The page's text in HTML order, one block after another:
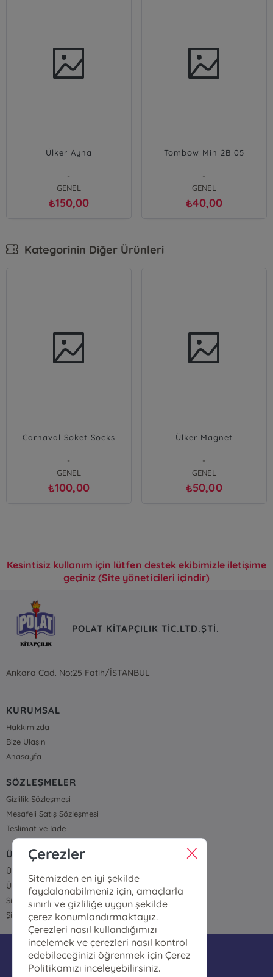
Ülker Ayna
-
GENEL
₺150,00
Tombow Min 2B 05
-
GENEL
₺40,00
Kategorinin Diğer Ürünleri
Carnaval Soket Socks
-
GENEL
₺100,00
Ülker Magnet
-
GENEL
₺50,00
Kesintisiz kullanım için lütfen destek ekibimizle iletişime
geçiniz (Site yöneticileri içindir)
POLAT KİTAPÇILIK TİC.LTD.ŞTİ.
Ankara Cad. No:25 Fatih/İSTANBUL
KURUMSAL
Hakkımızda
Bize Ulaşın
Anasayfa
SÖZLEŞMELER
Gizlilik Sözleşmesi
Mesafeli Satış Sözleşmesi
Teslimat ve İade
ÜYELİK VE SİPARİŞ
Üye Girişi
Üye Ol
Sipariş Takip
Şifremi Unuttum
bilgi@polatkitapcilik.com
05074513700
Çerezler
Sitemizden en iyi şekilde
faydalanabilmeniz için, amaçlarla
sınırlı ve gizliliğe uygun şekilde
çerez konumlandırmaktayız.
Çerezleri nasıl kullandığımızı
incelemek ve çerezleri nasıl kontrol
edebileceğinizi öğrenmek için Çerez
Politikamızı inceleyebilirsiniz.